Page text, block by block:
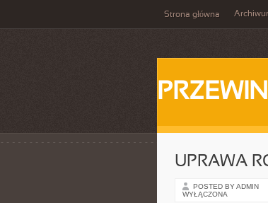
Strona główna
UPRAWA
POSTED BY ADMIN
WYŁĄCZONA